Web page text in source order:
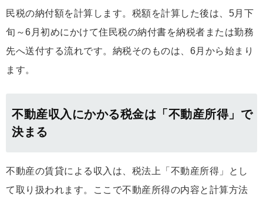
民税の納付額を計算します。税額を計算した後は、5月下
旬～6月初めにかけて住民税の納付書を納税者または勤務
先へ送付する流れです。納税そのものは、6月から始まり
ます。
不動産収入にかかる税金は「不動産所得」で
決まる
不動産の賃貸による収入は、税法上「不動産所得」とし
て取り扱われます。ここで不動産所得の内容と計算方法